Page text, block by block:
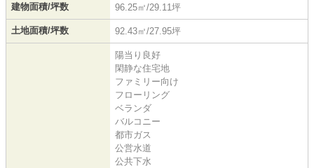
建物面積/坪数 96.25㎡/29.11坪
土地面積/坪数 92.43㎡/27.95坪
陽当り良好
閑静な住宅地
ファミリー向け
フローリング
ベランダ
バルコニー
都市ガス
公営水道
公共下水